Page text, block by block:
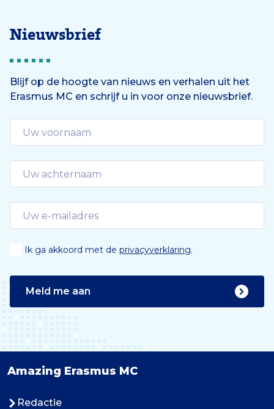
Nieuwsbrief
Blijf op de hoogte van nieuws en verhalen uit het
Erasmus MC en schrijf u in voor onze nieuwsbrief.
Ik ga akkoord met de privacyverklaring.
Meld me aan
Amazing Erasmus MC
Redactie